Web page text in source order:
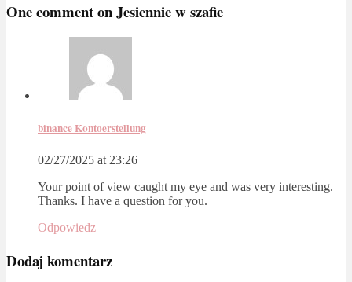
One comment onJesiennie w szafie
binance Kontoerstellung
02/27/2025 at 23:26
Your point of view caught my eye and was very interesting.
Thanks. I have a question for you.
Odpowiedz
Dodaj komentarz